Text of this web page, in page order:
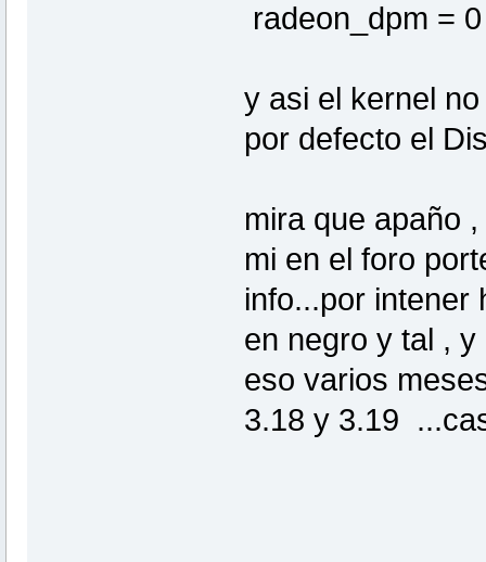
radeon_dpm = 0
y asi el kernel
por defecto el
mira que apaño
mi en el foro
info...por intener
en negro y tal ,
eso varios
3.18 y 3.19